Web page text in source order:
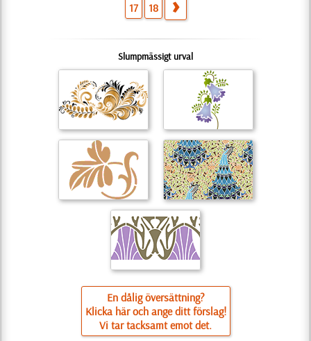
17
18
Slumpmässigt urval
En dålig översättning?
Klicka här och ange ditt förslag!
Vi tar tacksamt emot det.